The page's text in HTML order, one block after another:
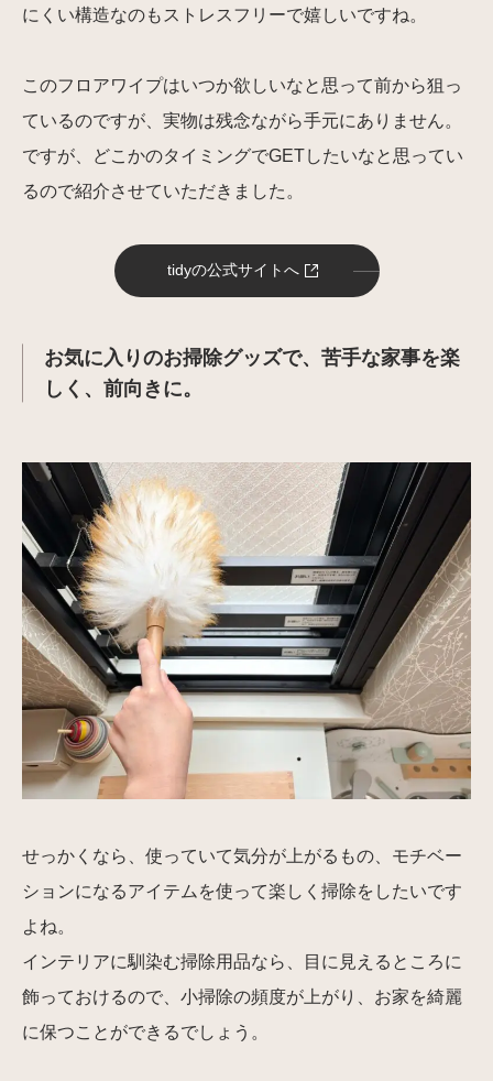
にくい構造なのもストレスフリーで嬉しいですね。
このフロアワイプはいつか欲しいなと思って前から狙っ
ているのですが、実物は残念ながら手元にありません。
ですが、どこかのタイミングでGETしたいなと思ってい
るので紹介させていただきました。
tidyの公式サイトへ
お気に入りのお掃除グッズで、苦手な家事を楽
しく、前向きに。
せっかくなら、使っていて気分が上がるもの、モチベー
ションになるアイテムを使って楽しく掃除をしたいです
よね。
インテリアに馴染む掃除用品なら、目に見えるところに
飾っておけるので、小掃除の頻度が上がり、お家を綺麗
に保つことができるでしょう。